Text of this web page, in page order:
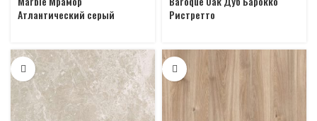
Атлантический серый
Ристретто